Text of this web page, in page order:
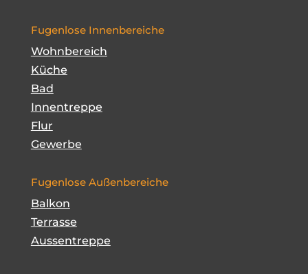
Fugenlose Innenbereiche
Wohnbereich
Küche
Bad
Innentreppe
Flur
Gewerbe
Fugenlose Außenbereiche
Balkon
Terrasse
Aussentreppe